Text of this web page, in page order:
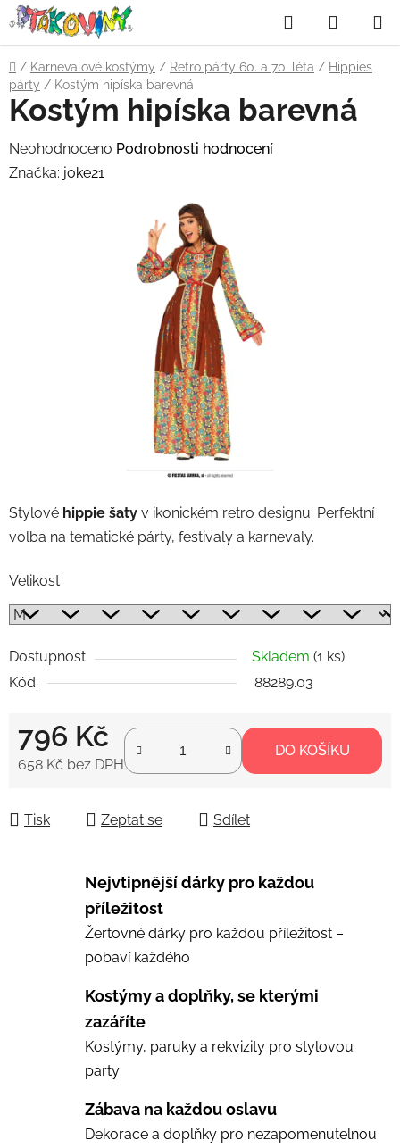
Přejít
na
obsah
Hledat
KOŠÍK
Domů
/ Karnevalové kostýmy / Retro párty 60. a 70. léta / Hippies
párty / Kostým hipíska barevná
Stylové hippie šaty v ikonickém retro designu. Perfektní
volba na tematické párty, festivaly a karnevaly.
Velikost
Dostupnost Skladem (1 ks)
Kód:
88289.03
796 Kč
658 Kč bez DPH
DO KOŠÍKU
Tisk Zeptat se Sdílet
Kostým hipíska barevná
Průměrné
hodnocení
Neohodnoceno Podrobnosti hodnocení
Značka: joke21
Nejvtipnější dárky pro každou
příležitost
Žertovné dárky pro každou příležitost –
pobaví každého
Kostýmy a doplňky, se kterými
zazáříte
Kostýmy, paruky a rekvizity pro stylovou
party
Zábava na každou oslavu
Dekorace a doplňky pro nezapomenutelnou